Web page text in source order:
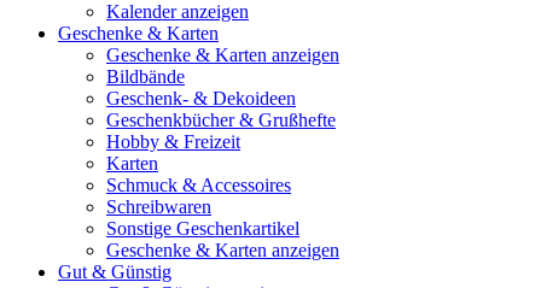
Kalender anzeigen
Geschenke & Karten
Geschenke & Karten anzeigen
Bildbände
Geschenk- & Dekoideen
Geschenkbücher & Grußhefte
Hobby & Freizeit
Karten
Schmuck & Accessoires
Schreibwaren
Sonstige Geschenkartikel
Geschenke & Karten anzeigen
Gut & Günstig